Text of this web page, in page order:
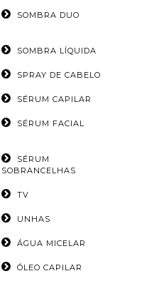
SOMBRA DUO
SOMBRA LÍQUIDA
SPRAY DE CABELO
SÉRUM CAPILAR
SÉRUM FACIAL
SÉRUM
SOBRANCELHAS
TV
UNHAS
ÁGUA MICELAR
ÓLEO CAPILAR